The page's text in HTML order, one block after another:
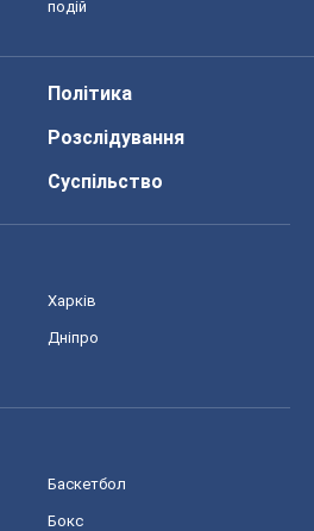
подій
Політика
Розслідування
Суспільство
Харків
Дніпро
Баскетбол
Бокс